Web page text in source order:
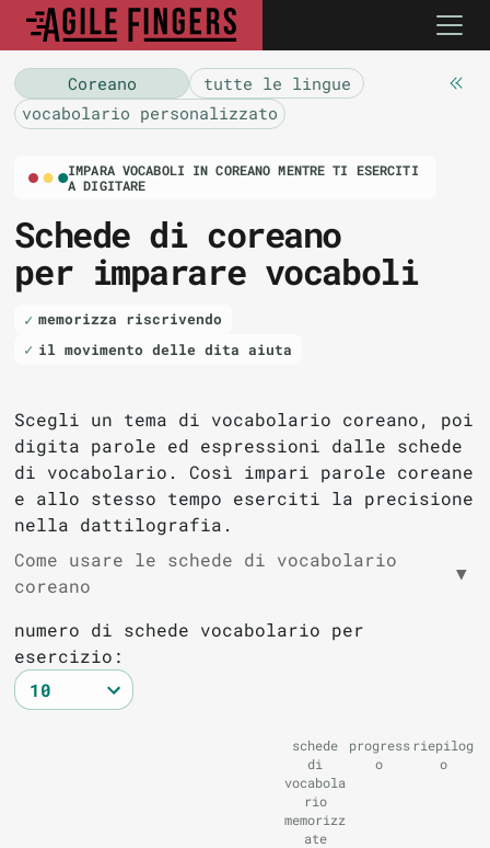
Coreano
tutte le lingue
vocabolario personalizzato
IMPARA VOCABOLI IN COREANO MENTRE TI ESERCITI
A DIGITARE
Schede di coreano
per imparare vocaboli
memorizza riscrivendo
il movimento delle dita aiuta
Scegli un tema di vocabolario coreano, poi
digita parole ed espressioni dalle schede
di vocabolario. Così impari parole coreane
e allo stesso tempo eserciti la precisione
nella dattilografia.
Come usare le schede di vocabolario
coreano
▼
numero di schede vocabolario per
esercizio:
schede
di
vocabola
rio
memorizz
ate
progress
o
riepilog
o